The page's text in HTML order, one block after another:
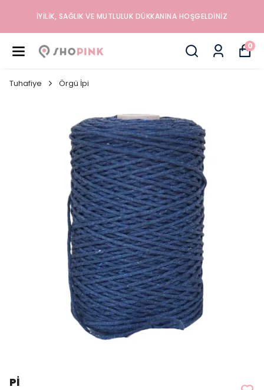
İYILIK, SAĞLIK VE MUTLULUK DÜKKANINA HOŞGELDINIZ
0
Tuhafiye Örgü İpi
Pİ